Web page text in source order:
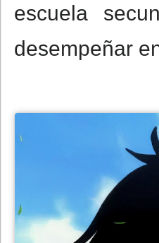
escuela
desempeñar